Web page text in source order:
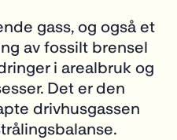
gass, og også et
av fossilt brensel
i arealbruk og
Det er den
drivhusgassen